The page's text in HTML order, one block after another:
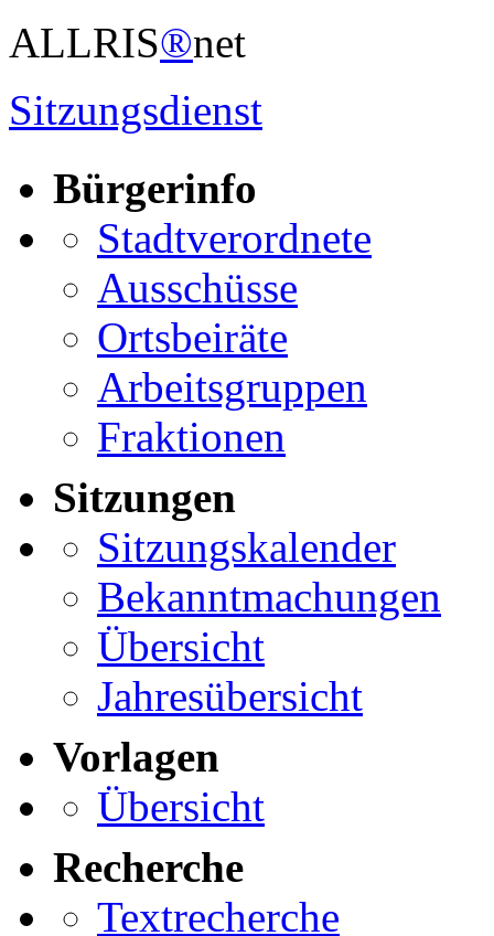
ALLRIS®net
Sitzungsdienst
Bürgerinfo
Stadtverordnete
Ausschüsse
Ortsbeiräte
Arbeitsgruppen
Fraktionen
Sitzungen
Sitzungskalender
Bekanntmachungen
Übersicht
Jahresübersicht
Vorlagen
Übersicht
Recherche
Textrecherche